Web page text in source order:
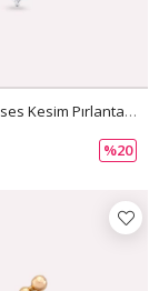
Pulse Prenses Kesim Pırlanta Taşlı Beyaz Altın Altın Tek Küpe
%20